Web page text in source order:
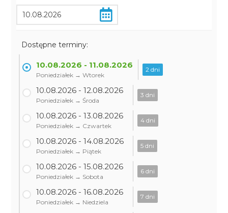
Dostępne terminy:
10.08.2026 - 11.08.2026
Poniedziałek → Wtorek
2 dni
10.08.2026 - 12.08.2026
Poniedziałek → Środa
3 dni
10.08.2026 - 13.08.2026
Poniedziałek → Czwartek
4 dni
10.08.2026 - 14.08.2026
Poniedziałek → Piątek
5 dni
10.08.2026 - 15.08.2026
Poniedziałek → Sobota
6 dni
10.08.2026 - 16.08.2026
Poniedziałek → Niedziela
7 dni